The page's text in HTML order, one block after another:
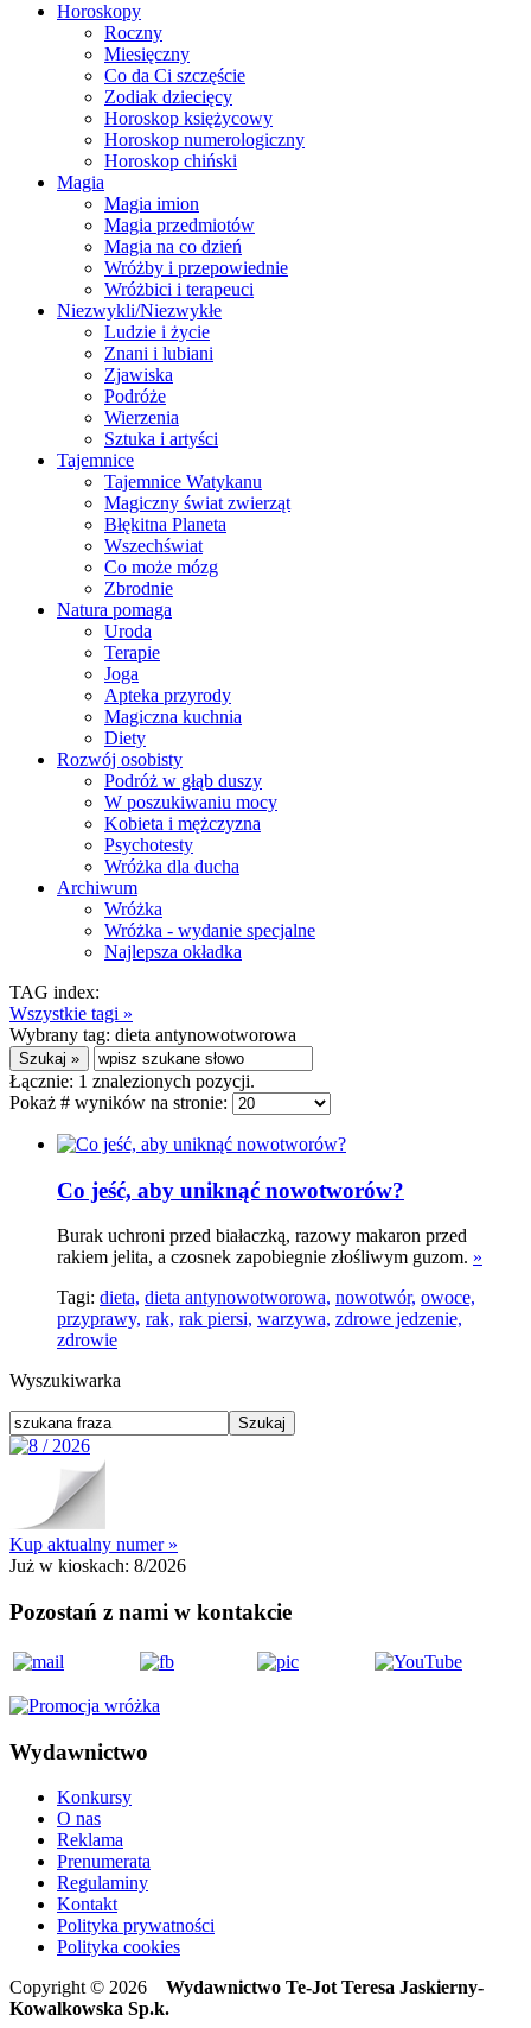
Horoskopy
Roczny
Miesięczny
Co da Ci szczęście
Zodiak dziecięcy
Horoskop księżycowy
Horoskop numerologiczny
Horoskop chiński
Magia
Magia imion
Magia przedmiotów
Magia na co dzień
Wróżby i przepowiednie
Wróżbici i terapeuci
Niezwykli/Niezwykłe
Ludzie i życie
Znani i lubiani
Zjawiska
Podróże
Wierzenia
Sztuka i artyści
Tajemnice
Tajemnice Watykanu
Magiczny świat zwierząt
Błękitna Planeta
Wszechświat
Co może mózg
Zbrodnie
Natura pomaga
Uroda
Terapie
Joga
Apteka przyrody
Magiczna kuchnia
Diety
Rozwój osobisty
Podróż w głąb duszy
W poszukiwaniu mocy
Kobieta i mężczyzna
Psychotesty
Wróżka dla ducha
Archiwum
Wróżka
Wróżka - wydanie specjalne
Najlepsza okładka
TAG index:
Wszystkie tagi »
Wybrany tag: dieta antynowotworowa
Łącznie: 1 znalezionych pozycji.
Pokaż # wyników na stronie:
Co jeść, aby uniknąć nowotworów?
Burak uchroni przed białaczką, razowy makaron przed
rakiem jelita, a czosnek zapobiegnie złośliwym guzom. »
Tagi: dieta, dieta antynowotworowa, nowotwór, owoce,
przyprawy, rak, rak piersi, warzywa, zdrowe jedzenie,
zdrowie
Wyszukiwarka
Kup aktualny numer »
Już w kioskach: 8/2026
Pozostań z nami w kontakcie
Wydawnictwo
Konkursy
O nas
Reklama
Prenumerata
Regulaminy
Kontakt
Polityka prywatności
Polityka cookies
Copyright © 2026 Wydawnictwo Te-Jot Teresa Jaskierny-
Kowalkowska Sp.k.